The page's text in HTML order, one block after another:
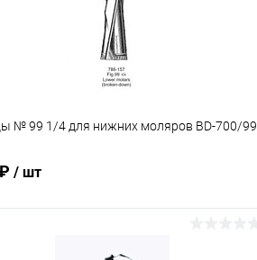
№ 99 1/4 для нижних моляров BD-700/99
/ шт